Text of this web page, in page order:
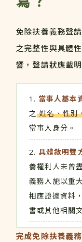
免除扶養義務聲
之完整性與具體
響，聲請狀應載明
當事人基本
之 姓名、性別
當事人身分。
具體敘明雙
養權利人未曾
義務人施以重
相應證據資料
書或其他相關
完成免除扶養義